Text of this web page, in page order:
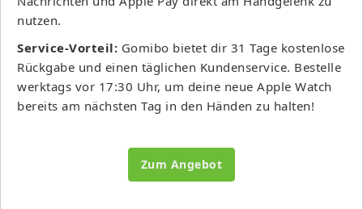
nutzen.
Service-Vorteil: Gomibo bietet dir 31 Tage kostenlose
Rückgabe und einen täglichen Kundenservice. Bestelle
werktags vor 17:30 Uhr, um deine neue Apple Watch
bereits am nächsten Tag in den Händen zu halten!
Zum Angebot